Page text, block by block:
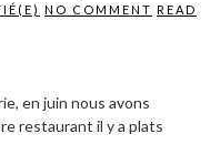
NO COMMENT READ
en juin nous avons
restaurant il y a plats